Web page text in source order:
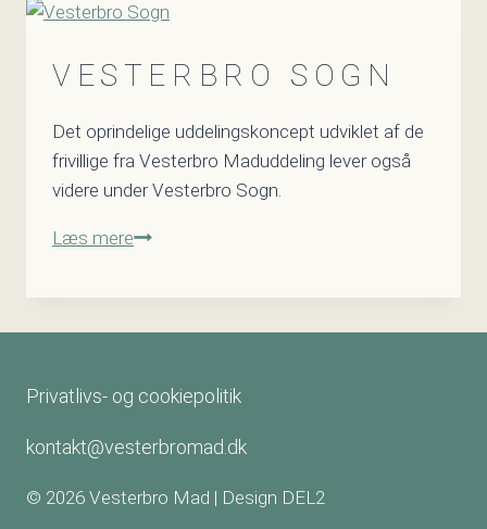
Spices
VESTERBRO SOGN
Det oprindelige uddelingskoncept udviklet af de
frivillige fra Vesterbro Maduddeling lever også
videre under Vesterbro Sogn.
Læs mereVesterbro
Privatlivs- og cookiepolitik
kontakt@vesterbromad.dk
© 2026 Vesterbro Mad | Design DEL2